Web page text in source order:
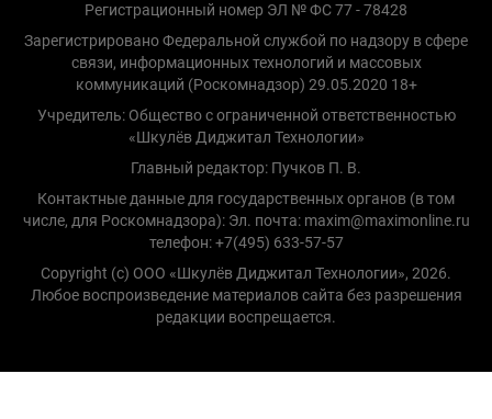
Регистрационный номер ЭЛ № ФС 77 - 78428
Зарегистрировано Федеральной службой по надзору в сфере
связи, информационных технологий и массовых
коммуникаций (Роскомнадзор) 29.05.2020 18+
Учредитель: Общество с ограниченной ответственностью
«Шкулёв Диджитал Технологии»
Главный редактор: Пучков П. В.
Контактные данные для государственных органов (в том
числе, для Роскомнадзора): Эл. почта: maxim@maximonline.ru
телефон: +7(495) 633-57-57
Copyright (с) ООО «Шкулёв Диджитал Технологии», 2026.
Любое воспроизведение материалов сайта без разрешения
редакции воспрещается.